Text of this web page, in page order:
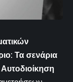
Τα σενάρια